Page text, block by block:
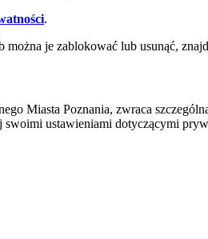
.
można je zablokować lub usunąć,
Miasta Poznania, zwraca
ustawieniami dotyczącymi